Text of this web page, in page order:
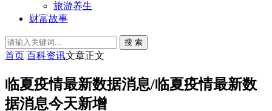
旅游养生
财富故事
搜 索
首页 百科资讯文章正文
临夏疫情最新数据消息/临夏疫情最新数
据消息今天新增